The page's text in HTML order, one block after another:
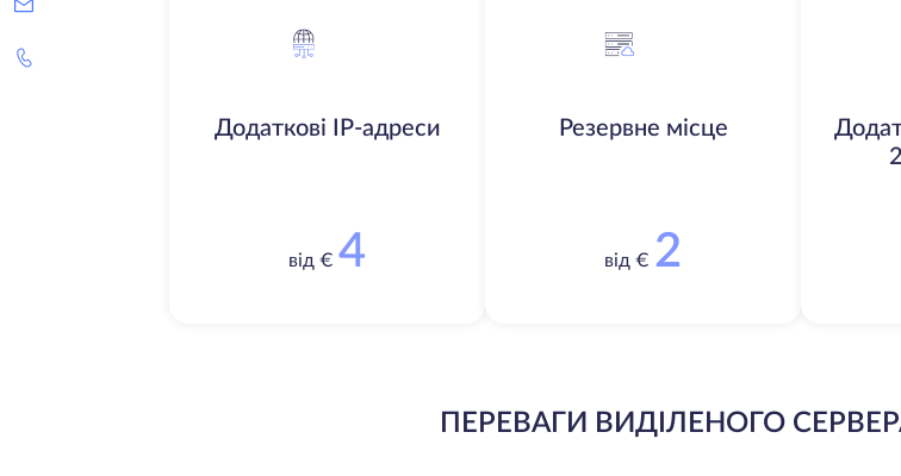
Додаткові IP-адреси
від € 4
Резервне місце
від € 2
ПЕРЕВАГИ ВИДІЛЕНОГО СЕРВЕРА